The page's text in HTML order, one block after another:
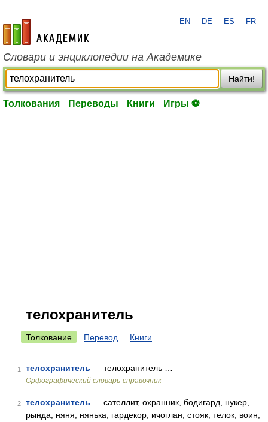
academic.ru
EN DE ES FR
Словари и энциклопедии на Академике
Найти!
Толкования Переводы Книги Игры ⚽
телохранитель
Толкование Перевод Книги
1 телохранитель — телохранитель …
Орфографический словарь-справочник
2 телохранитель — сателлит, охранник, бодигард, нукер,
рында, няня, нянька, гардекор, ичоглан, стояк, телок, воин,